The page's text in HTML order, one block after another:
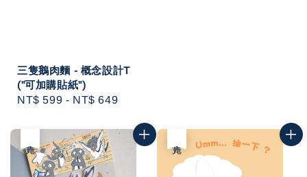
三隻鵝肉麵 - 概念設計T
("可加購貼紙")
Regular
NT$ 599 - NT$ 649